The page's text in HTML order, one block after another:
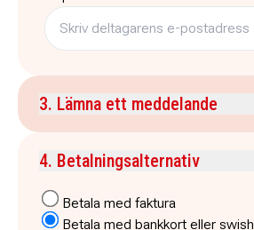
3. Lämna ett meddelande
4. Betalningsalternativ
Betala med faktura
Betala med bankkort eller swish